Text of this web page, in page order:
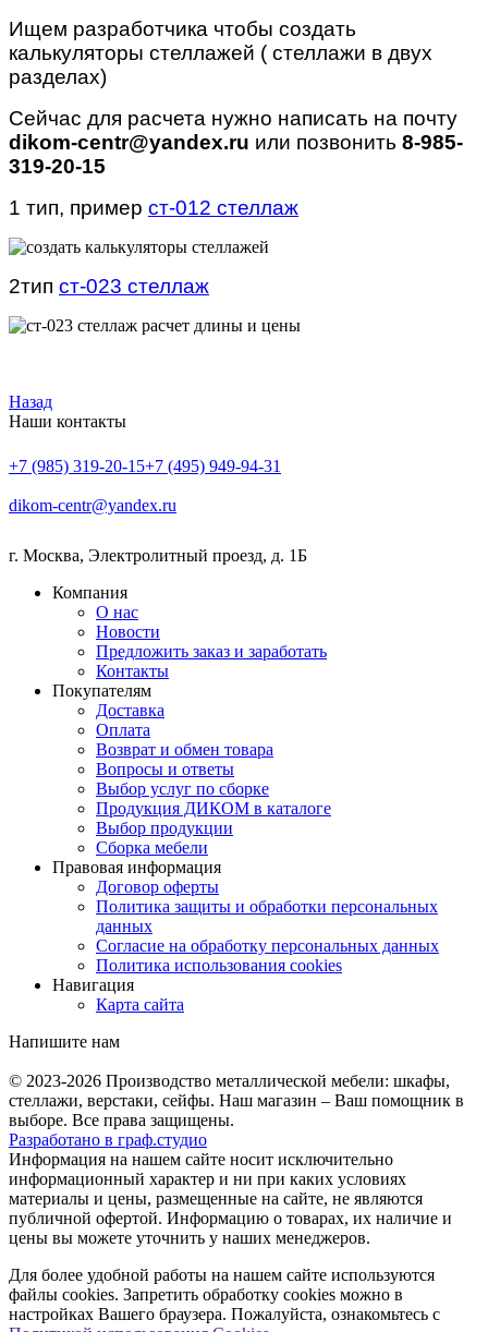
Ищем разработчика чтобы создать
калькуляторы стеллажей ( стеллажи в двух
разделах)
Сейчас для расчета нужно написать на почту
dikom-centr@yandex.ru или позвонить 8-985-
319-20-15
1 тип, пример ст-012 стеллаж
2тип ст-023 стеллаж
Назад
Наши контакты
+7 (985) 319-20-15+7 (495) 949-94-31
dikom-centr@yandex.ru
г. Москва, Электролитный проезд, д. 1Б
Компания
О нас
Новости
Предложить заказ и заработать
Контакты
Покупателям
Доставка
Оплата
Возврат и обмен товара
Вопросы и ответы
Выбор услуг по сборке
Продукция ДИКОМ в каталоге
Выбор продукции
Сборка мебели
Правовая информация
Договор оферты
Политика защиты и обработки персональных
данных
Согласие на обработку персональных данных
Политика использования cookies
Навигация
Карта сайта
Напишите нам
© 2023-2026 Производство металлической мебели: шкафы,
стеллажи, верстаки, сейфы. Наш магазин – Ваш помощник в
выборе. Все права защищены.
Разработано в граф.студио
Информация на нашем сайте носит исключительно
информационный характер и ни при каких условиях
материалы и цены, размещенные на сайте, не являются
публичной офертой. Информацию о товарах, их наличие и
цены вы можете уточнить у наших менеджеров.
Для более удобной работы на нашем сайте используются
файлы сookies. Запретить обработку cookies можно в
настройках Вашего браузера. Пожалуйста, ознакомьтесь с